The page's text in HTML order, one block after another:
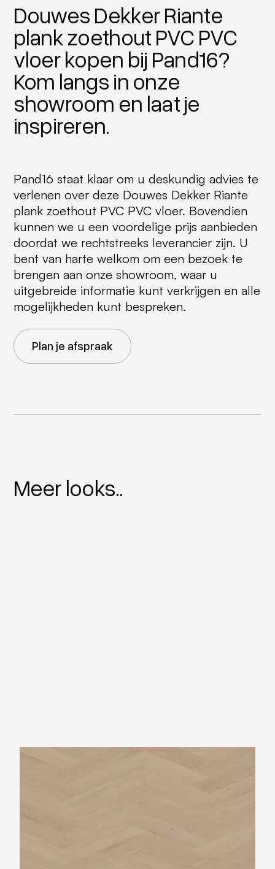
Douwes Dekker Riante
plank zoethout PVC PVC
vloer kopen bij Pand16?
Kom langs in onze
showroom en laat je
inspireren.
Pand16 staat klaar om u deskundig advies te
verlenen over deze Douwes Dekker Riante
plank zoethout PVC PVC vloer. Bovendien
kunnen we u een voordelige prijs aanbieden
doordat we rechtstreeks leverancier zijn. U
bent van harte welkom om een bezoek te
brengen aan onze showroom, waar u
uitgebreide informatie kunt verkrijgen en alle
mogelijkheden kunt bespreken.
Plan je afspraak
Meer looks..
Belakos Palazzo Weense punt 77